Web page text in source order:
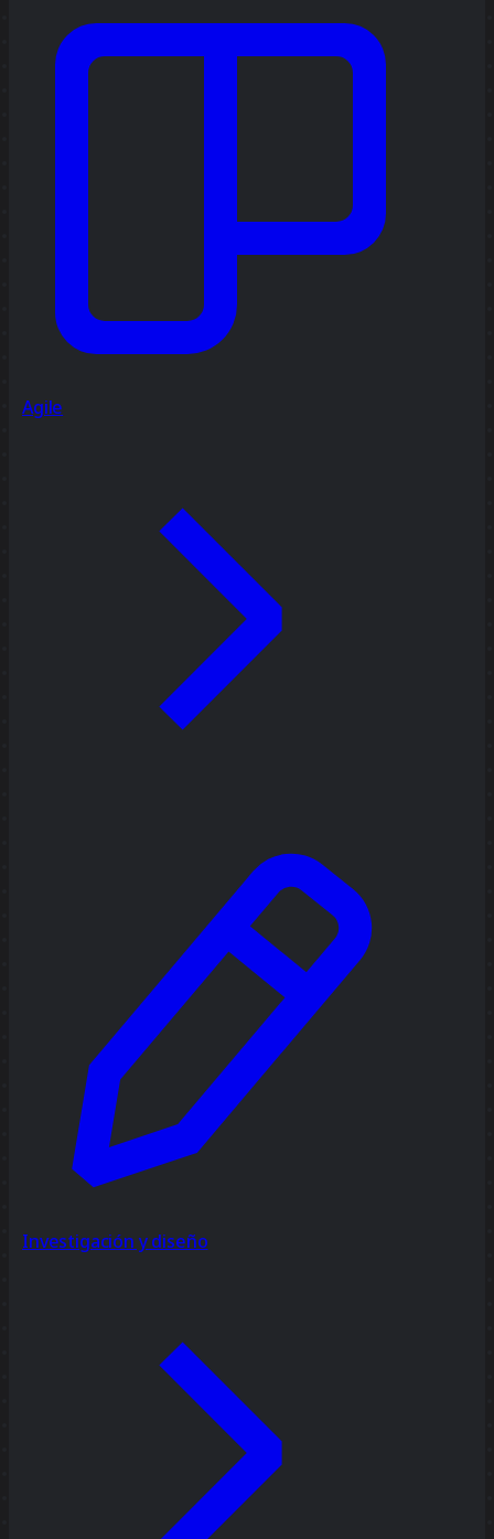
Agile
Investigación y diseño